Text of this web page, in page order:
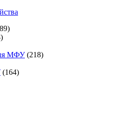
МФУ(218)
(164)